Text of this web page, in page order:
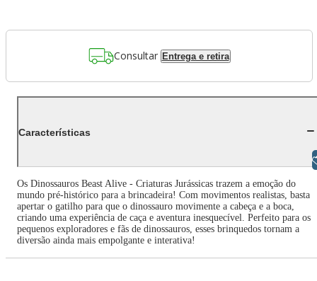
Consultar Entrega e retira
Características
Os Dinossauros Beast Alive - Criaturas Jurássicas trazem a emoção do
mundo pré-histórico para a brincadeira! Com movimentos realistas, basta
apertar o gatilho para que o dinossauro movimente a cabeça e a boca,
criando uma experiência de caça e aventura inesquecível. Perfeito para os
pequenos exploradores e fãs de dinossauros, esses brinquedos tornam a
diversão ainda mais empolgante e interativa!